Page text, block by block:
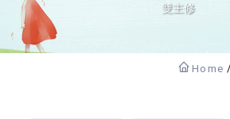
雙主修
Home